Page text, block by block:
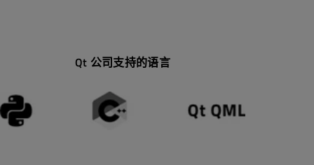
Qt 公司支持的语言